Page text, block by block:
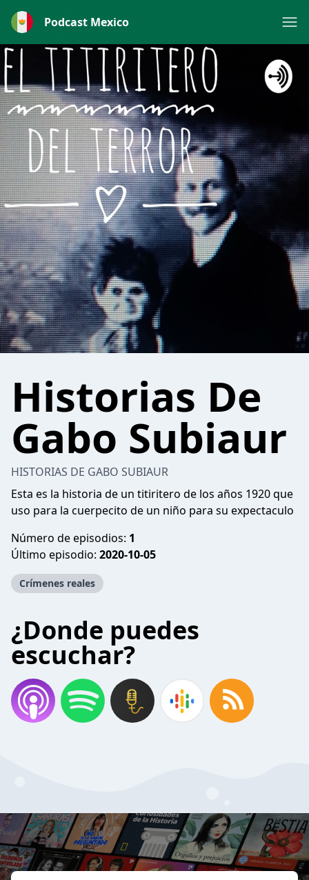
Podcast Mexico
Historias De
Gabo Subiaur
HISTORIAS DE GABO SUBIAUR
Esta es la historia de un titiritero de los años 1920 que
uso para la cuerpecito de un niño para su expectaculo
Número de episodios: 1
Último episodio: 2020-10-05
Crímenes reales
¿Donde puedes
escuchar?